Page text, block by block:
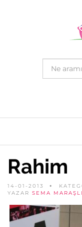
Rahim
14-01-2013
YAZAR SEMA MARAŞLI